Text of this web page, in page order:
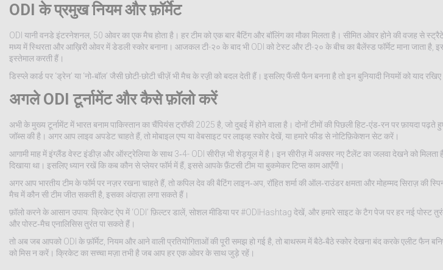
ODI के प्रमुख नियम और फ़ॉर्मेट
ODI यानी वनडे इंटरनेशनल, 50 ओवर का एक मैच होता है। हर टीम को एक बार बैटिंग और बॉलिंग का मौका मिलता है। सीमित ओवर होने की वजह से
मध्य में स्थिरता और आख़िरी ओवर में डेडली स्कोर बनाना। आजकल टी-२० के बाद भी ODI को टेस्ट और टी-२० के बीच का बैलेंस्ड फॉर्मेट माना जाता है,
इस्तेमाल करती हैं।
डिस्प्ले कार्ड पर ‘ड्रेन’ या ‘नो‑बॉल’ जैसी छोटी-छोटी चीज़ें भी मैच के रज़़ी को बदल देती हैं। इसलिए फैंसी फैन बनना है तो इन बुनियादी नियमों को याद
अगले ODI टूर्नामेंट और कैसे फ़ॉलो करें
अभी के मुख्य टूर्नामेंट में भारत बनाम पाकिस्तान का चैंपियंस ट्रॉफी 2025 है, जो दुबई में होने वाला है। दोनों टीमों की पिछली हिट‑एंड‑रन पर फ़ायदा
जॉब्स की है। अगर आप लाइव अपडेट चाहते हैं, तो मोबाइल एप्प या वेबसाइट पर लाइव्ह स्कोर देखें, या हमारे फीड से नोटिफ़िकेशन सेट करें।
आगामी माह में इंग्लैंड वेस्ट इंडीज़ और ऑस्ट्रेलिया के साथ 3‑4- ODI सीरीज़ भी शेड्यूल में है। इन सीरीज़ में अक्सर नए टैलेंट का जलवा देखने को मिलता
दिखाया था। इसलिए ध्यान रखें कि कब कौन से प्लेयर फॉर्म में हैं, इससे आपके फ़ैंटसी टीम या बुकमेकर टिप्स काम आएँगी।
अगर आप भारतीय टीम के फॉर्म पर नज़र रखना चाहते हैं, तो कपिल देव की बैटिंग लाइन‑अप, रॉहित शर्मा की ऑल‑राउंडर क्षमता और मोहम्मद सिराज़ की
मैच में कौन सी टीम जीत सकती है, इसका अंदाज़ा लगा सकते हैं।
फ़ॉलो करने के आसान उपाय: क्रिकेट ऐप में ‘ODI’ फ़िल्टर डालें, सोशल मीडिया पर #ODIHashtag देखें, और हमारे साइट के टैग पेज पर हर नई
और पोस्ट‑मैच एनालिसिस तुरंत पा सकते हैं।
तो अब जब आपको ODI के फ़ॉर्मेट, नियम और आने वाली प्रतियोगिताओं की पूरी समझ हो गई है, तो बाथरूम में बैठे‑बैठे स्कोर देखना बंद करके एलीट फैन
को मिस न करें। क्रिकेट का सच्चा मज़ा तभी है जब आप हर एक ओवर के साथ जुड़े रहें।